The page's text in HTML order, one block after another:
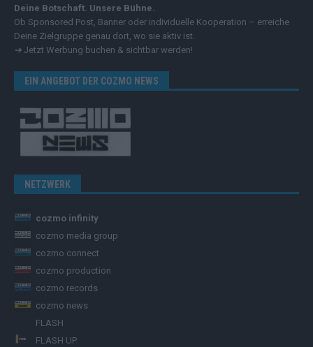
Deine Botschaft. Unsere Bühne.
Ob Sponsored Post, Banner oder individuelle Kooperation – erreiche
Deine Zielgruppe genau dort, wo sie aktiv ist.
➔ Jetzt Werbung buchen & sichtbar werden!
EIN ANGEBOT DER COZMO NEWS
NETZWERK
cozmo infinity
cozmo media group
cozmo connect
cozmo production
cozmo records
cozmo news
FLASH
FLASH UP